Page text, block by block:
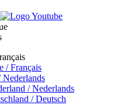
/ Français
Nederlands
/ Nederlands
/ Deutsch